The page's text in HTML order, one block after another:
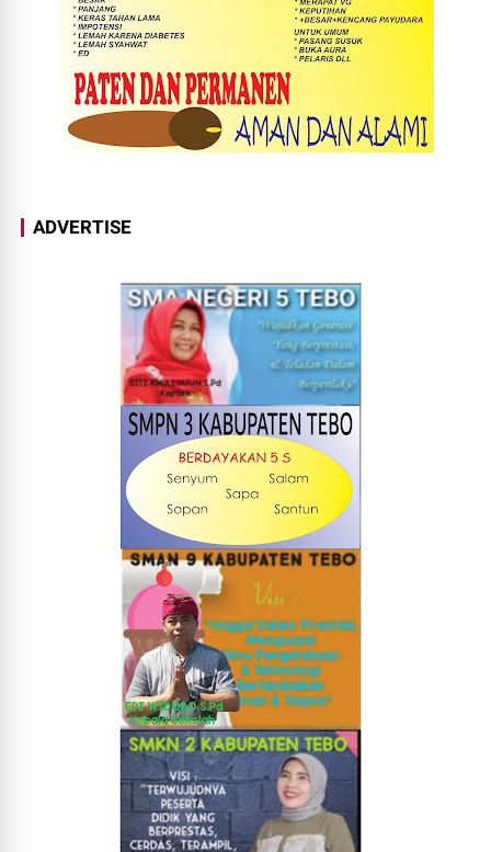
ADVERTISE